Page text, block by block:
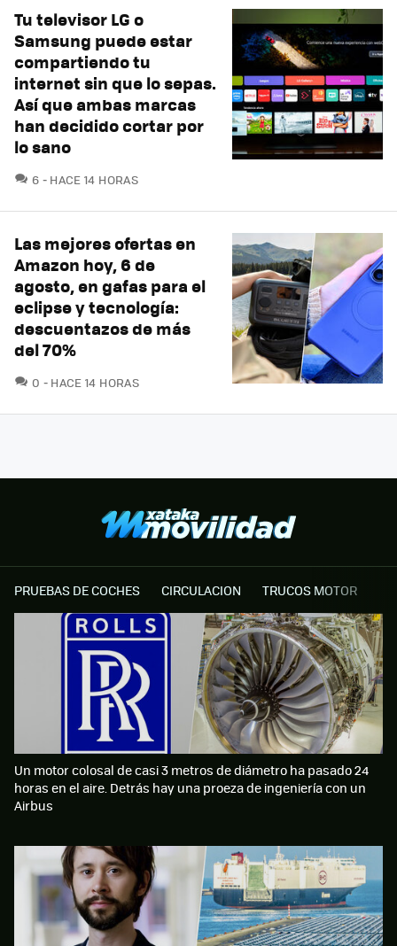
Tu televisor LG o
Samsung puede estar
compartiendo tu
internet sin que lo sepas.
Así que ambas marcas
han decidido cortar por
lo sano
6 COMENTARIOS
HACE 14 HORAS
Las mejores ofertas en
Amazon hoy, 6 de
agosto, en gafas para el
eclipse y tecnología:
descuentazos de más
del 70%
0 COMENTARIOS
HACE 14 HORAS
PRUEBAS DE COCHES CIRCULACION TRUCOS MOTOR
Un motor colosal de casi 3 metros de diámetro ha pasado 24
horas en el aire. Detrás hay una proeza de ingeniería con un
Airbus